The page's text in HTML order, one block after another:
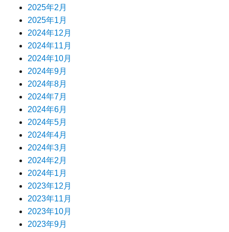
2025年2月
2025年1月
2024年12月
2024年11月
2024年10月
2024年9月
2024年8月
2024年7月
2024年6月
2024年5月
2024年4月
2024年3月
2024年2月
2024年1月
2023年12月
2023年11月
2023年10月
2023年9月